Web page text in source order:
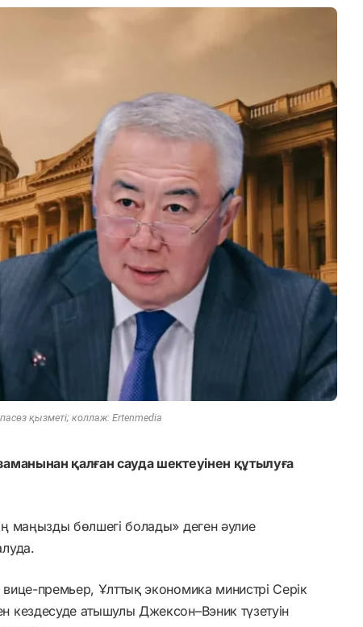
қызметі; коллаж: Ertenmedia
қалған сауда шектеуінен құтылуға
маңызды бөлшегі болады» деген әулие
премьер, Ұлттық экономика министрі Серік
атышулы Джексон–Вэник түзетуін